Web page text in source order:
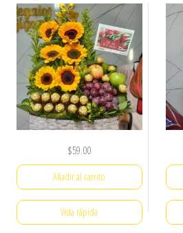
$59.00
Añadir al carrito
Vista rápida